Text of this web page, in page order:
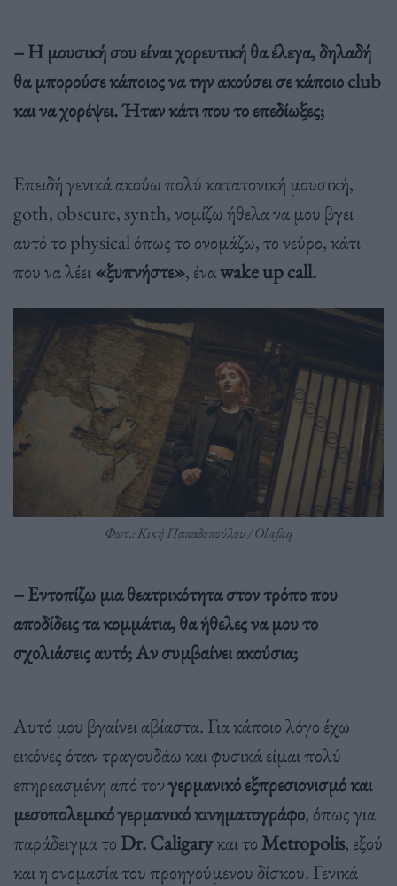
– Η μουσική σου είναι χορευτική θα έλεγα, δηλαδή
θα μπορούσε κάποιος να την ακούσει σε κάποιο club
και να χορέψει. Ήταν κάτι που το επεδίωξες;
Επειδή γενικά ακούω πολύ κατατονική μουσική,
goth, obscure, synth, νομίζω ήθελα να μου βγει
αυτό το physical όπως το ονομάζω, το νεύρο, κάτι
που να λέει«ξυπνήστε», έναwake up call.
Φωτ.: Κική Παπαδοπούλου / Olafaq
– Εντοπίζω μια θεατρικότητα στον τρόπο που
αποδίδεις τα κομμάτια, θα ήθελες να μου το
σχολιάσεις αυτό; Αν συμβαίνει ακούσια;
Αυτό μου βγαίνει αβίαστα. Για κάποιο λόγο έχω
εικόνες όταν τραγουδάω και φυσικά είμαι πολύ
επηρεασμένη από τονγερμανικό εξπρεσιονισμό και
μεσοπολεμικό γερμανικό κινηματογράφο, όπως για
παράδειγμα το Dr. Caligaryκαι τοMetropolis, εξού
και η ονομασία του προηγούμενου δίσκου. Γενικά